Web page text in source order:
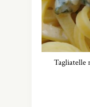
Tagliatelle